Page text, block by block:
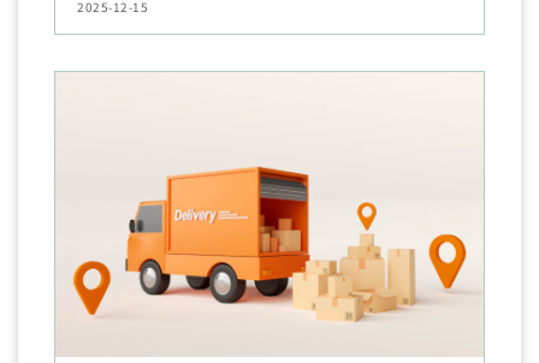
2025-12-15